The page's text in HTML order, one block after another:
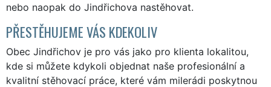
nebo naopak do Jindřichova nastěhovat.
PŘESTĚHUJEME VÁS KDEKOLIV
Obec Jindřichov je pro vás jako pro klienta lokalitou,
kde si můžete kdykoli objednat naše profesionální a
kvalitní stěhovací práce, které vám milerádi poskytnou